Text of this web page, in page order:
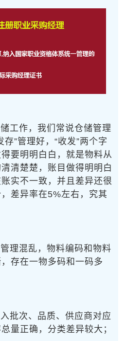
工作，我们常说仓储管理
”管理好，“收发”两个字
要明明白白，就是物料从
清楚楚，账目做得明明白
实不一致，并且差异还很
差异率在5%左右，究其
混乱，物料编码和物料
存在一物多码和一码多
次、品质、供应商对应
量正确，分类差异较大；